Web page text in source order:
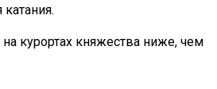
на курортах княжества ниже, чем